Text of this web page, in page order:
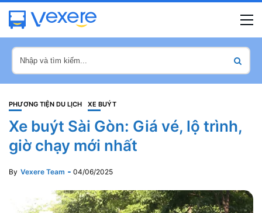
PHƯƠNG TIỆN DU LỊCH XE BUÝT
Xe buýt Sài Gòn: Giá vé, lộ trình,
giờ chạy mới nhất
By Vexere Team 04/06/2025